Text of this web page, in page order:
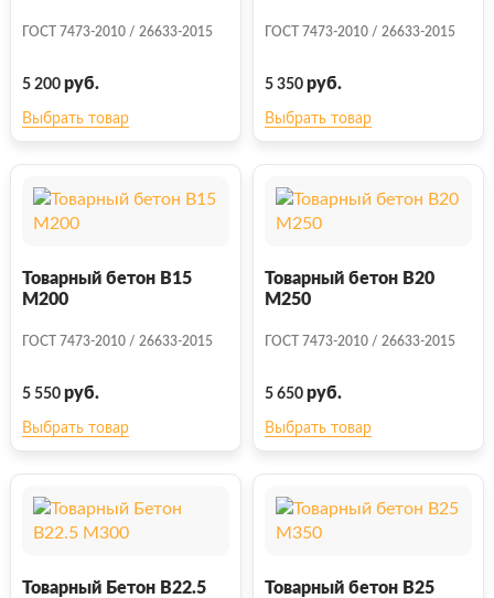
ГОСТ 7473-2010 / 26633-2015
5 200 руб.
Выбрать товар
ГОСТ 7473-2010 / 26633-2015
5 350 руб.
Выбрать товар
Товарный бетон В15
М200
ГОСТ 7473-2010 / 26633-2015
5 550 руб.
Выбрать товар
Товарный бетон В20
М250
ГОСТ 7473-2010 / 26633-2015
5 650 руб.
Выбрать товар
Товарный Бетон В22.5
Товарный бетон В25